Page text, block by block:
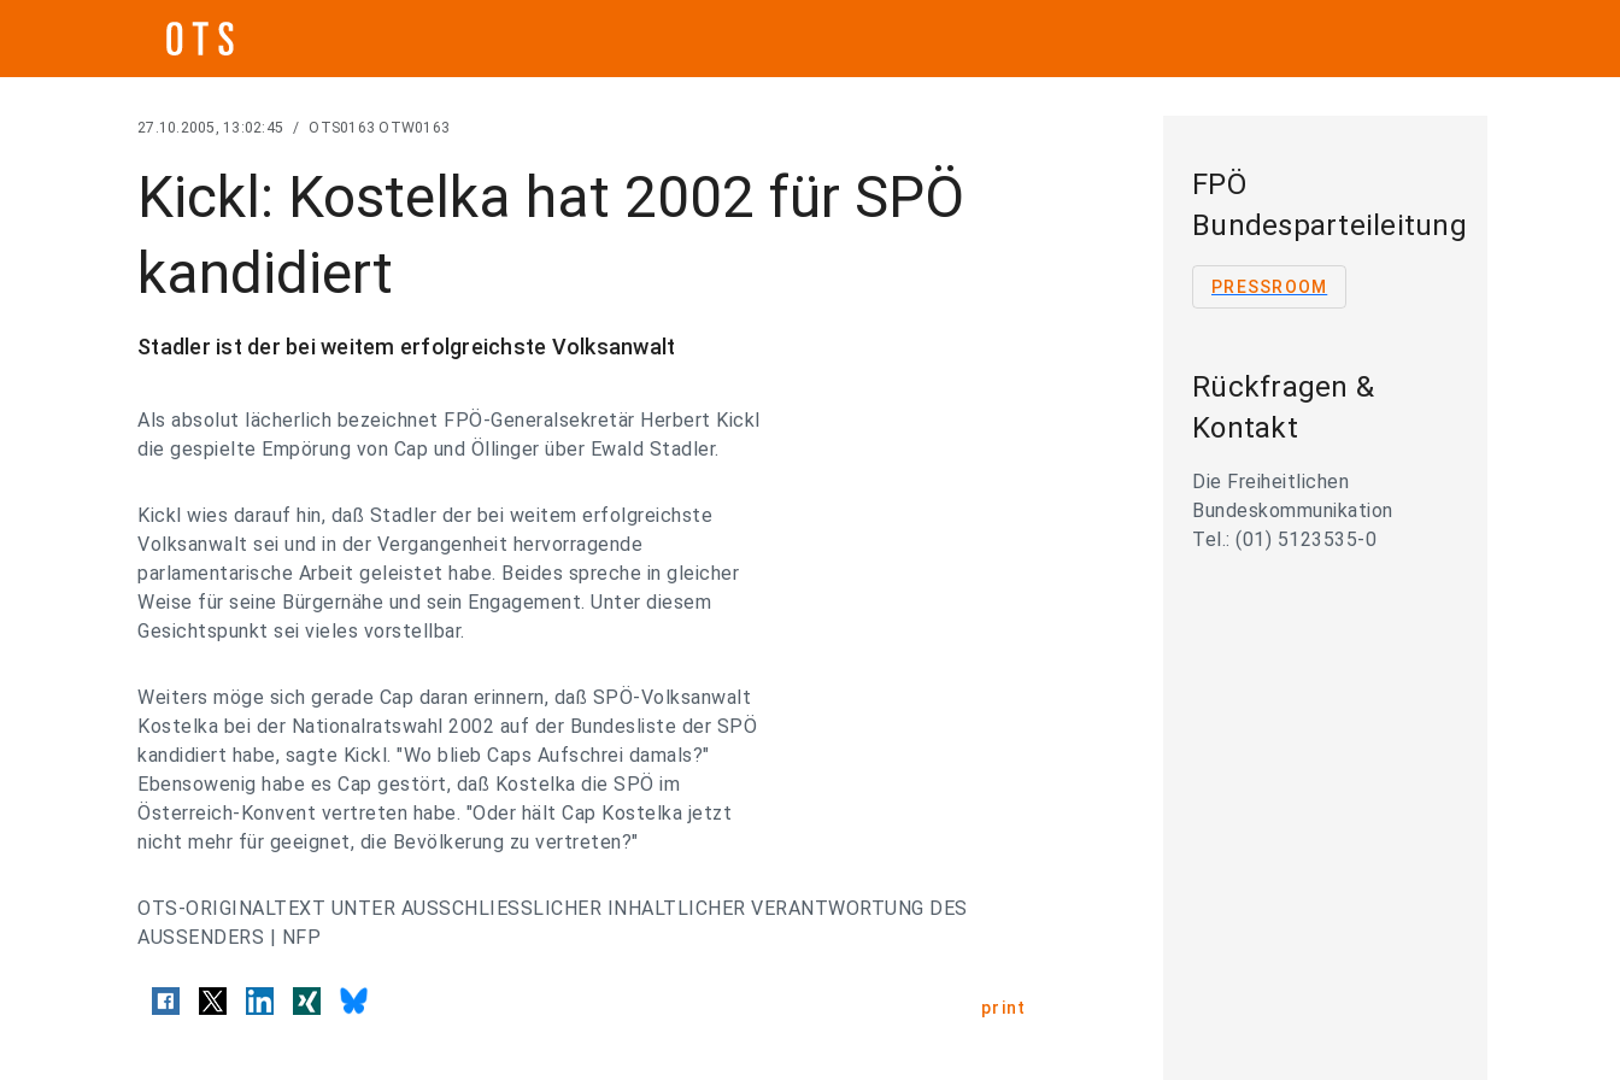
27.10.2005, 13:02:45 / OTS0163 OTW0163
Kickl: Kostelka hat 2002 für SPÖ
kandidiert
Stadler ist der bei weitem erfolgreichste Volksanwalt
Als absolut lächerlich bezeichnet FPÖ-Generalsekretär Herbert Kickl
die gespielte Empörung von Cap und Öllinger über Ewald Stadler.
Kickl wies darauf hin, daß Stadler der bei weitem erfolgreichste
Volksanwalt sei und in der Vergangenheit hervorragende
parlamentarische Arbeit geleistet habe. Beides spreche in gleicher
Weise für seine Bürgernähe und sein Engagement. Unter diesem
Gesichtspunkt sei vieles vorstellbar.
Weiters möge sich gerade Cap daran erinnern, daß SPÖ-Volksanwalt
Kostelka bei der Nationalratswahl 2002 auf der Bundesliste der SPÖ
kandidiert habe, sagte Kickl. "Wo blieb Caps Aufschrei damals?"
Ebensowenig habe es Cap gestört, daß Kostelka die SPÖ im
Österreich-Konvent vertreten habe. "Oder hält Cap Kostelka jetzt
nicht mehr für geeignet, die Bevölkerung zu vertreten?"
OTS-ORIGINALTEXT UNTER AUSSCHLIESSLICHER INHALTLICHER VERANTWORTUNG DES
AUSSENDERS | NFP
print
FPÖ
Bundesparteileitung
PRESSROOM
Rückfragen &
Kontakt
Die Freiheitlichen
Bundeskommunikation
Tel.: (01) 5123535-0